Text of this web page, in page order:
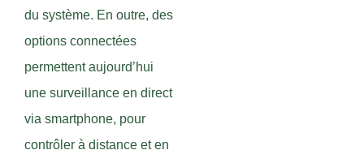
du système. En outre, des
options connectées
permettent aujourd’hui
une surveillance en direct
via smartphone, pour
contrôler à distance et en